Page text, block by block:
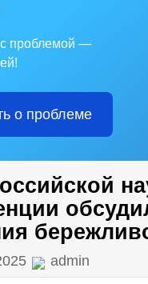
с проблемой —
о проблеме
admin